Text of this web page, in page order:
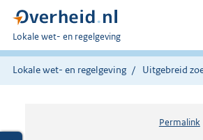
U
bent
hier:
Lokale wet- en regelgeving
Lokale wet- en regelgeving Uitgebreid
Permalink